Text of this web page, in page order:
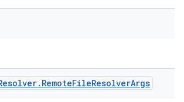
. RemoteFileResolverArgs